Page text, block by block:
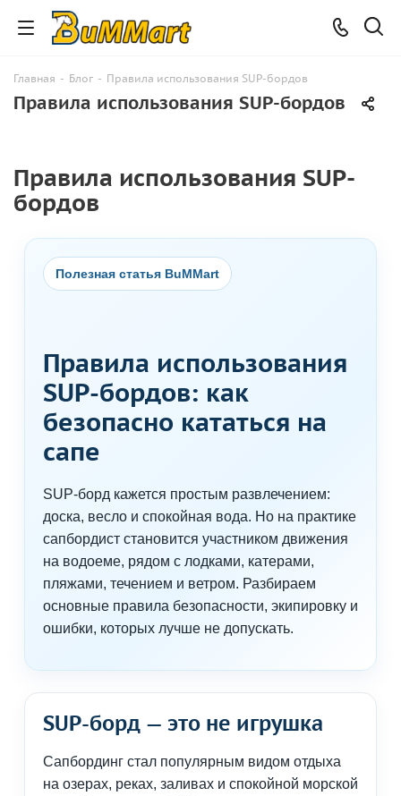
Главная - Блог - Правила использования SUP-бордов
Правила использования SUP-бордов
Правила использования SUP-
бордов
Полезная статья BuMMart
Правила использования
SUP-бордов: как
безопасно кататься на
сапе
SUP-борд кажется простым развлечением:
доска, весло и спокойная вода. Но на практике
сапбордист становится участником движения
на водоеме, рядом с лодками, катерами,
пляжами, течением и ветром. Разбираем
основные правила безопасности, экипировку и
ошибки, которых лучше не допускать.
SUP-борд — это не игрушка
Сапбординг стал популярным видом отдыха
на озерах, реках, заливах и спокойной морской